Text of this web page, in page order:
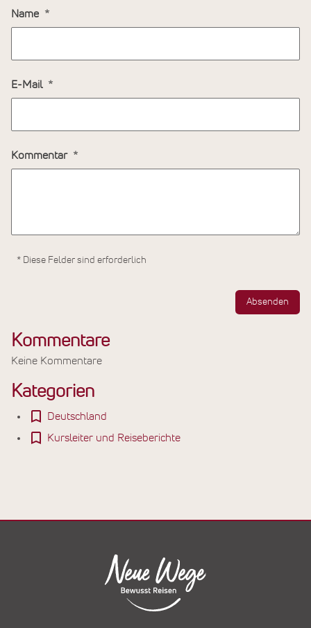
Name
E-Mail
Kommentar
* Diese Felder sind erforderlich
Absenden
Kommentare
Keine Kommentare
Kategorien
Deutschland
Kursleiter und Reiseberichte